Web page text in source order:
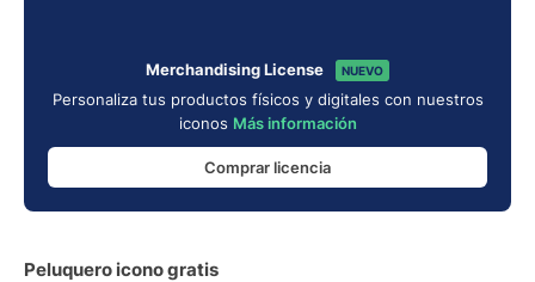
Merchandising License NUEVO
Personaliza tus productos físicos y digitales con nuestros
iconos Más información
Comprar licencia
Peluquero icono gratis